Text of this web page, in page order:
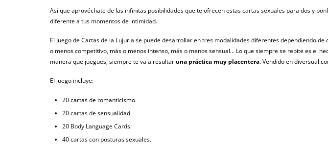
Así que aprovéchate de las infinitas posibilidades que te ofrecen estas cartas sexuales para dos y
diferente a tus momentos de intimidad.
El Juego de Cartas de la Lujuria se puede desarrollar en tres modalidades diferentes dependiendo de
o menos competitivo, más o menos intenso, más o menos sensual… Lo que siempre se repite es el
manera que juegues, siempre te va a resultaruna práctica muy placentera. Vendido en
El juego incluye:
20 cartas de romanticismo.
20 cartas de sensualidad.
20 Body Language Cards.
40 cartas con posturas sexuales.